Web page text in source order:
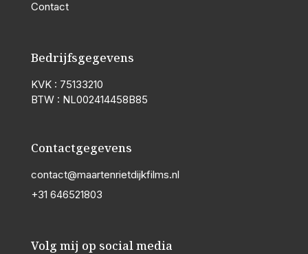
Contact
Bedrijfsgegevens
KVK : 75133210
BTW : NL002414458B85
Contactgegevens
contact@maartenrietdijkfilms.nl
+31 646521803
Volg mij op social media